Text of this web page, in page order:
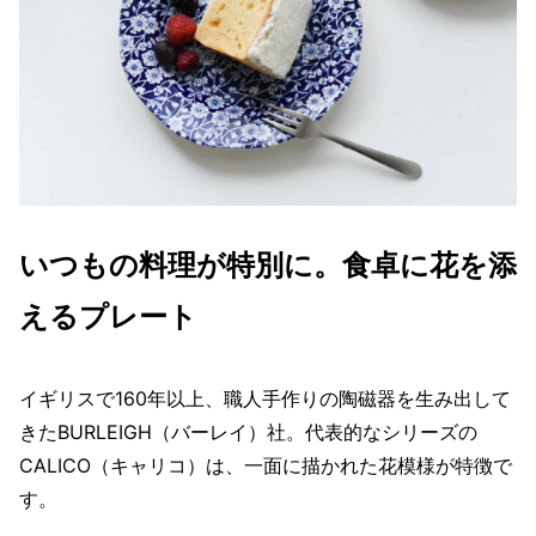
いつもの料理が特別に。食卓に花を添
えるプレート
イギリスで160年以上、職人手作りの陶磁器を生み出して
きたBURLEIGH（バーレイ）社。代表的なシリーズの
CALICO（キャリコ）は、一面に描かれた花模様が特徴で
す。